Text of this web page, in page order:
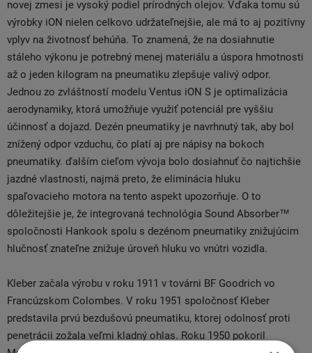
novej zmesi je vysoký podiel prírodných olejov. Vďaka tomu sú
výrobky iON nielen celkovo udržateľnejšie, ale má to aj pozitívny
vplyv na životnosť behúňa. To znamená, že na dosiahnutie
stáleho výkonu je potrebný menej materiálu a úspora hmotnosti
až o jeden kilogram na pneumatiku zlepšuje valivý odpor.
Jednou zo zvláštností modelu Ventus iON S ​​je optimalizácia
aerodynamiky, ktorá umožňuje využiť potenciál pre vyššiu
účinnosť a dojazd. Dezén pneumatiky je navrhnutý tak, aby bol
znížený odpor vzduchu, čo platí aj pre nápisy na bokoch
pneumatiky. ďalším cieľom vývoja bolo dosiahnuť čo najtichšie
jazdné vlastnosti, najmä preto, že eliminácia hluku
spaľovacieho motora na tento aspekt upozorňuje. O to
dôležitejšie je, že integrovaná technológia Sound Absorber™
spoločnosti Hankook spolu s dezénom pneumatiky znižujúcim
hlučnosť znateľne znižuje úroveň hluku vo vnútri vozidla.
Kleber začala výrobu v roku 1911 v továrni BF Goodrich vo
Francúzskom Colombes. V roku 1951 spoločnosť Kleber
predstavila prvú bezdušovú pneumatiku, ktorej odolnosť proti
penetrácii zožala veľmi kladný ohlas. Roku 1950 pokoril